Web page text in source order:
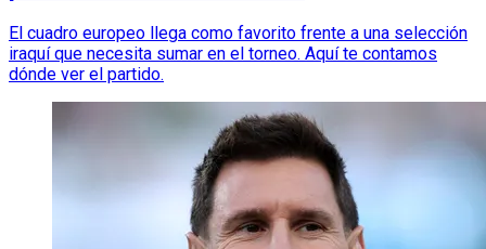
El cuadro europeo llega como favorito frente a una selección
iraquí que necesita sumar en el torneo. Aquí te contamos
dónde ver el partido.